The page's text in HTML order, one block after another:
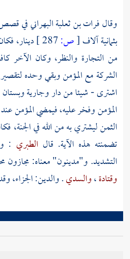
وقالفرات بن ثعلبة البهرانيفي قصص
بثمانية آلاف[ص:
دينار،
من التجارة والنظر، وكان الآخر
الشركة مع المؤمن وبقي وحده
اشترى - شيئا من دار وجارية
المؤمن وفخر عليه، فيمضي المؤمن
الثمن ليشتري به من الله في الجنة،
تضمنته هذه الآية. قال الطبري :
التشديد. و"مدينون" معناه: مجازون
وقتادة،والسدي. والدين: الجزاء،